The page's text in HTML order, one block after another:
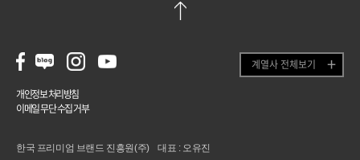
계열사 전체보기
개인정보 처리방침
이메일 무단 수집 거부
한국 프리미엄 브랜드 진흥원(주) 대표 : 오유진